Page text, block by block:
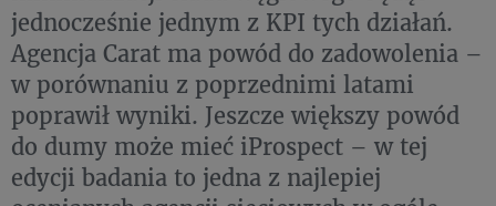
jednocześnie jednym z KPI tych działań.
Agencja Carat ma powód do zadowolenia –
w porównaniu z poprzednimi latami
poprawił wyniki. Jeszcze większy powód
do dumy może mieć iProspect – w tej
edycji badania to jedna z najlepiej